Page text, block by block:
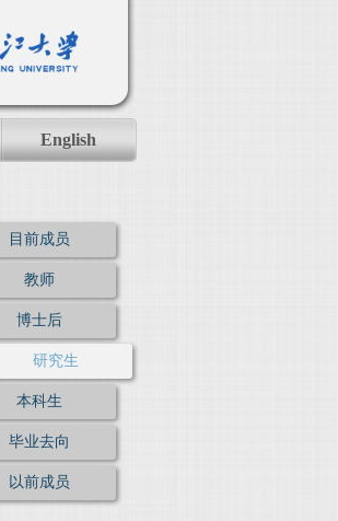
English
目前成员
教师
博士后
研究生
本科生
毕业去向
以前成员